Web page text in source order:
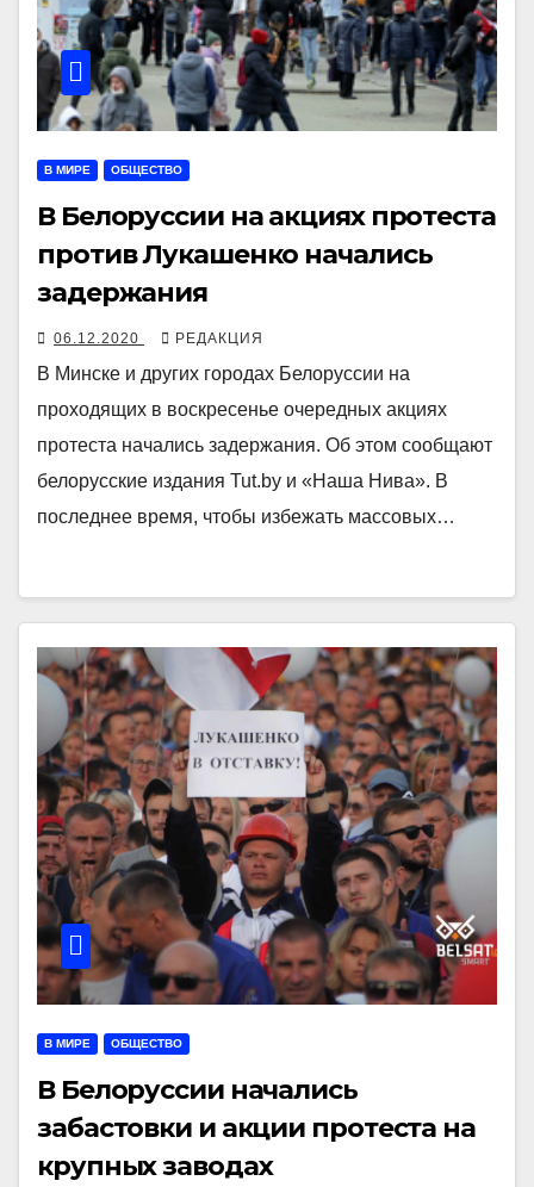
В МИРЕ ОБЩЕСТВО
В Белоруссии на акциях протеста
против Лукашенко начались
задержания
06.12.2020 РЕДАКЦИЯ
В Минске и других городах Белоруссии на
проходящих в воскресенье очередных акциях
протеста начались задержания. Об этом сообщают
белорусские издания Tut.by и «Наша Нива». В
последнее время, чтобы избежать массовых…
В МИРЕ ОБЩЕСТВО
В Белоруссии начались
забастовки и акции протеста на
крупных заводах